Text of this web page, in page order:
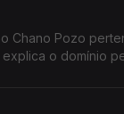
Chano Pozo
o domínio